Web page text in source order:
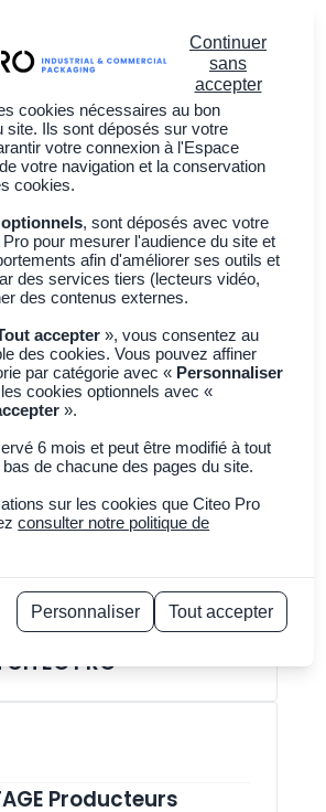
Vous êtes ?
À propos
Adhérer à CITEO PRO
English
Filtres
PRO
Producteurs
Continuer
sans
accepter
cookies nécessaires au bon
site. Ils sont déposés sur votre
votre connexion à l'Espace
votre navigation et la conservation
cookies.
optionnels, sont déposés avec votre
pour mesurer l'audience du site et
afin d'améliorer ses outils et
des services tiers (lecteurs vidéo,
des contenus externes.
accepter », vous consentez au
des cookies. Vous pouvez affiner
par catégorie avec « Personnaliser
cookies optionnels avec «
».
6 mois et peut être modifié à tout
de chacune des pages du site.
sur les cookies que Citeo Pro
consulter notre politique de
Personnaliser
Tout accepter